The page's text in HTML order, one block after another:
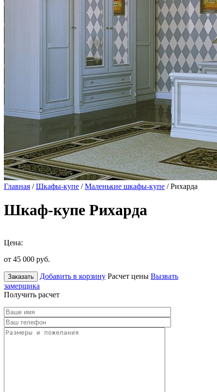
Главная /Шкафы-купе /Маленькие шкафы-купе / Рихарда
Шкаф-купе Рихарда
Цена:
от 45 000 руб.
Заказать Добавить в корзину Расчет цены Вызвать
замерщика
Получить расчет